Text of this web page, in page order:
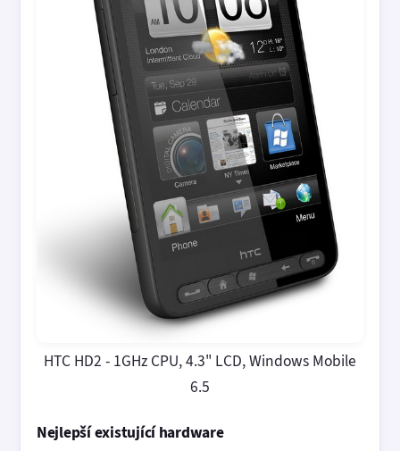
HTC HD2 - 1GHz CPU, 4.3" LCD, Windows Mobile
6.5
Nejlepší existující hardware